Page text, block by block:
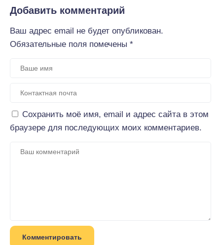
Добавить комментарий
Ваш адрес email не будет опубликован.
Обязательные поля помечены *
Сохранить моё имя, email и адрес сайта в этом
браузере для последующих моих комментариев.